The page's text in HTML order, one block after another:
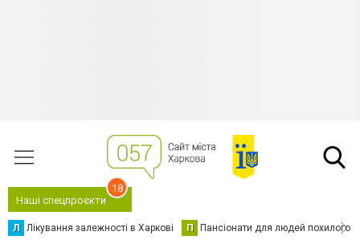
Наші спецпроєкти
18
Л Лікування залежності в Харкові П Пансіонати для людей похилого